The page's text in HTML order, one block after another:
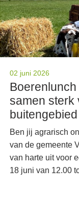
02 juni 2026
samen sterk
buitengebied
Ben jij agrarisch
van de gemeente
van harte uit voor
18 juni van 12.00